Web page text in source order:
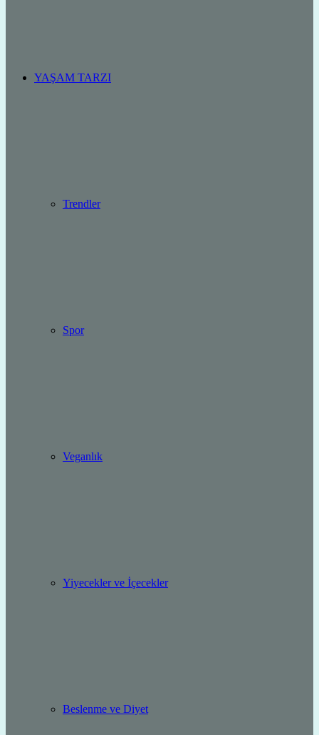
YAŞAM TARZI
Trendler
Spor
Veganlık
Yiyecekler ve İçecekler
Beslenme ve Diyet